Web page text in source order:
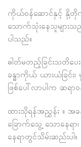
ကိုယ်ဝန်ဆောင်နှင့် နို့တိုက်မိခ
သောက်သုံးနေသူများ
ပါသည်။
ဓါတ်မတည့်ခြင်းသတိပေ
ခန္ဓာကိုယ် ယားယံခြင်း၊
ဖြစ်ပေါ်လာပါက ဆရာဝ
ထားသိုရန်အညွှန်း ။ အ
ခြောက်သွေ့ သောနေရ
နေရာတွင်သိမ်းဆည်းပါ။